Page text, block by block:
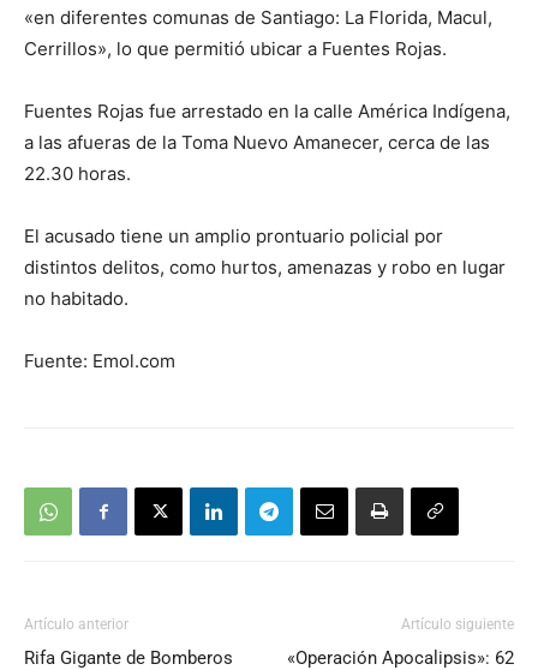
«en diferentes comunas de Santiago: La Florida, Macul,
Cerrillos», lo que permitió ubicar a Fuentes Rojas.
Fuentes Rojas fue arrestado en la calle América Indígena,
a las afueras de la Toma Nuevo Amanecer, cerca de las
22.30 horas.
El acusado tiene un amplio prontuario policial por
distintos delitos, como hurtos, amenazas y robo en lugar
no habitado.
Fuente: Emol.com
Artículo anterior
Rifa Gigante de Bomberos
Artículo siguiente
«Operación Apocalipsis»: 62